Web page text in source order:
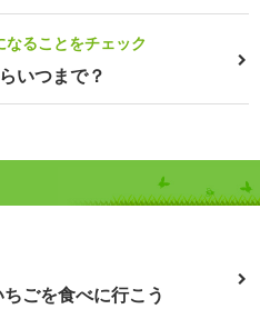
ることをチェック
いつまで？
ごを食べに行こう